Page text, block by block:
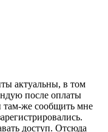
актуальны, в том
после оплаты
там-же сообщить мне
доступ. Отсюда